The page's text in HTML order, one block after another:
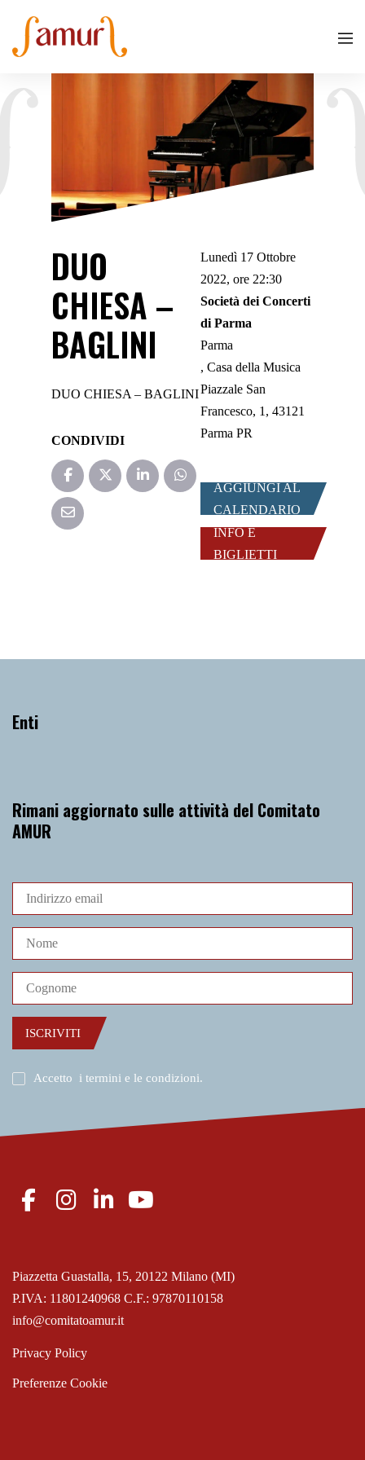
DUO
CHIESA –
BAGLINI
DUO CHIESA – BAGLINI
CONDIVIDI
Lunedì 17 Ottobre
2022, ore 22:30
Società dei Concerti
di Parma
Parma
Casa della Musica
Piazzale San
Francesco, 1, 43121
Parma PR
AGGIUNGI AL
CALENDARIO
INFO E
BIGLIETTI
Enti
Rimani aggiornato sulle attività del Comitato
AMUR
ISCRIVITI
Accetto i termini e le condizioni.
P.IVA: 11801240968 C.F.: 97870110158
Piazzetta Guastalla, 15, 20122 Milano (MI)
info@comitatoamur.it
Privacy Policy
Preferenze Cookie